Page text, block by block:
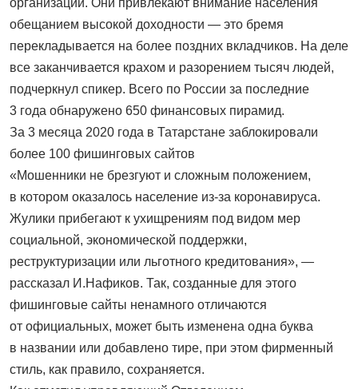
организаций. Они привлекают внимание населения
обещанием высокой доходности — это бремя
перекладывается на более поздних вкладчиков. На деле
все заканчивается крахом и разорением тысяч людей,
подчеркнул спикер. Всего по России за последние
3 года обнаружено 650 финансовых пирамид.
За 3 месяца 2020 года в Татарстане заблокировали
более 100 фишинговых сайтов
«Мошенники не брезгуют и сложным положением,
в котором оказалось население из-за коронавируса.
Жулики прибегают к ухищрениям под видом мер
социальной, экономической поддержки,
реструктуризации или льготного кредитования», —
рассказал И.Нафиков. Так, созданные для этого
фишинговые сайты ненамного отличаются
от официальных, может быть изменена одна буква
в названии или добавлено тире, при этом фирменный
стиль, как правило, сохраняется.